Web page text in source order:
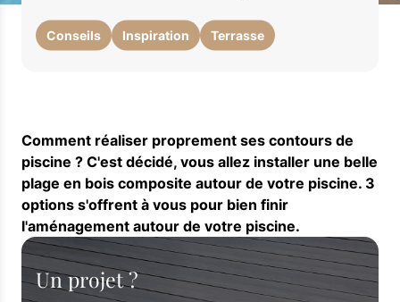
Conseils Inspiration Terrasse
Comment réaliser proprement ses contours de
piscine ? C'est décidé, vous allez installer une belle
plage en bois composite autour de votre piscine. 3
options s'offrent à vous pour bien finir
l'aménagement autour de votre piscine.
Un projet ?